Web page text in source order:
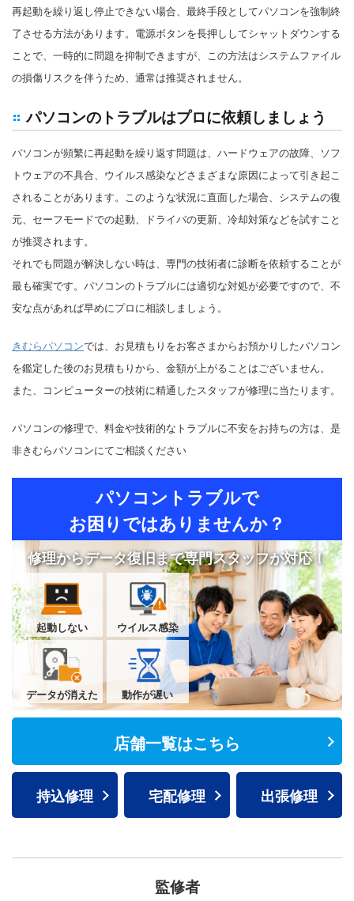
再起動を繰り返し停止できない場合、最終手段としてパソコンを強制終
了させる方法があります。電源ボタンを長押ししてシャットダウンする
ことで、一時的に問題を抑制できますが、この方法はシステムファイル
の損傷リスクを伴うため、通常は推奨されません。
パソコンのトラブルはプロに依頼しましょう
パソコンが頻繁に再起動を繰り返す問題は、ハードウェアの故障、ソフ
トウェアの不具合、ウイルス感染などさまざまな原因によって引き起こ
されることがあります。このような状況に直面した場合、システムの復
元、セーフモードでの起動、ドライバの更新、冷却対策などを試すこと
が推奨されます。
それでも問題が解決しない時は、専門の技術者に診断を依頼することが
最も確実です。パソコンのトラブルには適切な対処が必要ですので、不
安な点があれば早めにプロに相談しましょう。
きむらパソコンでは、お見積もりをお客さまからお預かりしたパソコン
を鑑定した後のお見積もりから、金額が上がることはございません。
また、コンピューターの技術に精通したスタッフが修理に当たります。
パソコンの修理で、料金や技術的なトラブルに不安をお持ちの方は、是
非きむらパソコンにてご相談ください
パソコントラブルで
お困りではありませんか？
修理からデータ復旧まで専門スタッフが対応！
起動しない ウイルス感染
データが消えた 動作が遅い
店舗一覧はこちら
持込修理 宅配修理 出張修理
監修者